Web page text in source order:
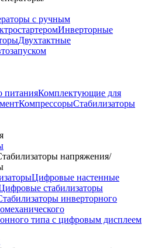
с ручным
Инверторные
Двухтактные
питанияКомплектующие для
КомпрессорыСтабилизаторы
напряжения/
Цифровые настенные
стабилизаторы
инверторного
типа с цифровым дисплеем